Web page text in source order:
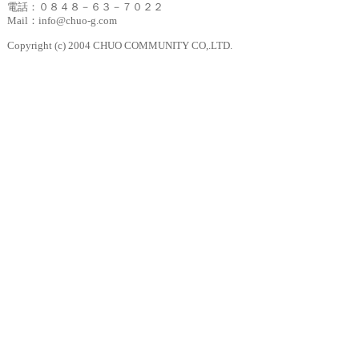
電話：０８４８－６３－７０２２
Mail：info@chuo-g.com
Copyright (c) 2004 CHUO COMMUNITY CO,.LTD.